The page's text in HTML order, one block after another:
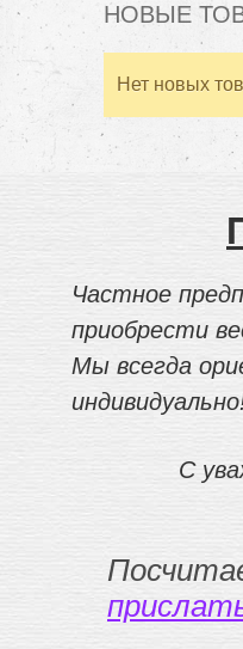
НОВЫЕ
Нет новых
Частное
приобрести
Мы всегда
С